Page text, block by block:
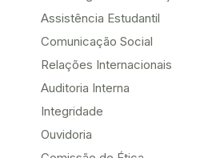
Assistência Estudantil
Comunicação Social
Relações Internacionais
Auditoria Interna
Integridade
Ouvidoria